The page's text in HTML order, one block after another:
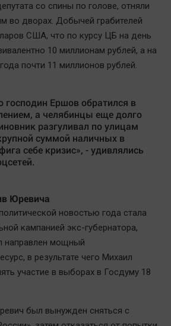
со спины по голове, отняли
во дворах. Добычей грабителей
США, что по курсу ЦБ на день
10 миллионам рублей, а на
почти 11 миллионов рублей.
господин Ершов обратился в
а челябинцы еще долго
разгуливал по улицам
суммой наличных в
себе кризис», - удивлялись
Юревича
новостью года стала
кампанией экс-губернатора,
направлен мощный
в результате чего Михаил
участие в выборах в Госдуму 18
был вынужден сняться с